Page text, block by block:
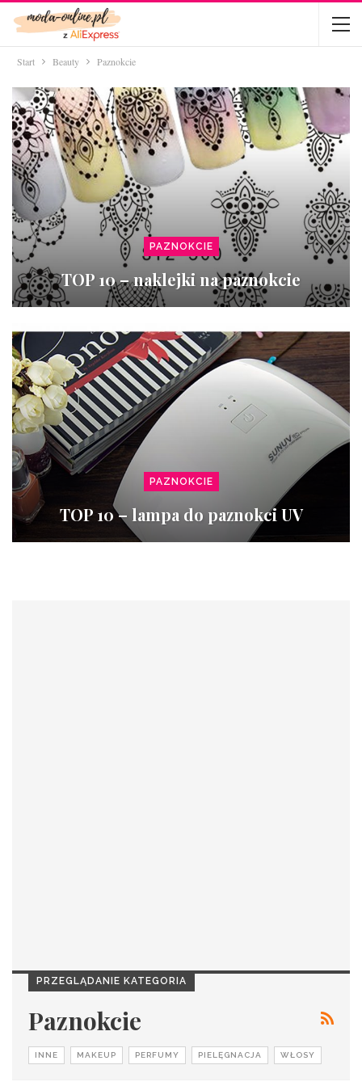
Start Beauty Paznokcie
PAZNOKCIE
TOP 10 – naklejki na paznokcie
PAZNOKCIE
TOP 10 – lampa do paznokci UV
PRZEGLĄDANIE KATEGORIA
Paznokcie
INNE MAKEUP PERFUMY PIELĘGNACJA WŁOSY